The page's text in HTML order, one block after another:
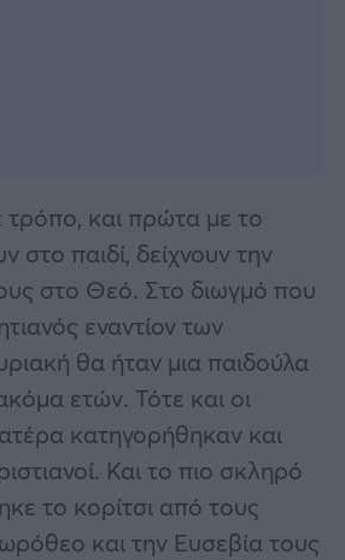
τρόπο, και πρώτα με το
στο παιδί, δείχνουν την
στο Θεό. Στο διωγμό που
εναντίον των
θα ήταν μια παιδούλα
ετών. Τότε και οι
κατηγορήθηκαν και
Και το πιο σκληρό
το κορίτσι από τους
και την Ευσεβία τους